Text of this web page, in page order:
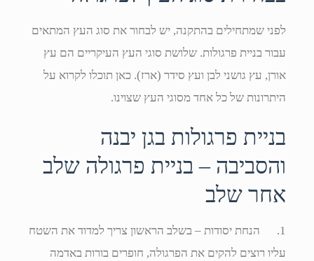
לפני שמתחילים בהתקנה, יש לבחור את סוג העץ המתאים
עבור בניית פרגולות. שלושת סוגי העץ העיקריים הם עץ
אורן, עץ גושני לבן ועץ סידר (ארז). כאן תוכלו לקרוא על
היתרונות של כל אחד מסוגי העץ שצוינו.
בניית פרגולות בגן יבנה
והסביבה – בניית פרגולה שלב
אחר שלב
1. הנחת יסודות – בשלב הראשון צריך למדוד את השטח
עליו רוצים להקים את הפרגולה, חופרים בורות באדמה